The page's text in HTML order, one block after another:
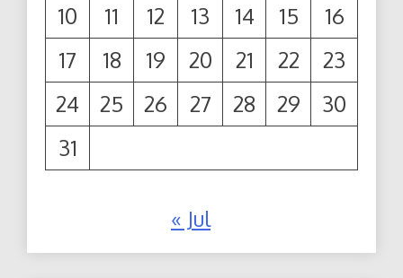
10
11 12 13 14 15
16
17
18 19 20 21 22
23
24
25 26 27 28 29
30
31
« Jul